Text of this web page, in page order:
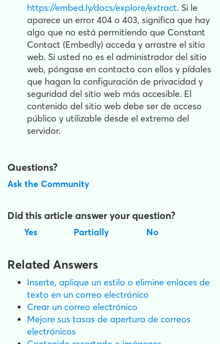
https://embed.ly/docs/explore/extract. Si le
aparece un error 404 o 403, significa que hay
algo que no está permitiendo que Constant
Contact (Embedly) acceda y arrastre el sitio
web. Si usted no es el administrador del sitio
web, póngase en contacto con ellos y pídales
que hagan la configuración de privacidad y
seguridad del sitio web más accesible. El
contenido del sitio web debe ser de acceso
público y utilizable desde el extremo del
servidor.
Questions?
Ask the Community
Did this article answer your question?
Yes Partially No
Related Answers
Inserte, aplique un estilo o elimine enlaces de
texto en un correo electrónico
Crear un correo electrónico
Mejore sus tasas de apertura de correos
electrónicos